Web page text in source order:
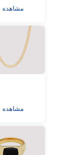
مشاهده
مشاهده